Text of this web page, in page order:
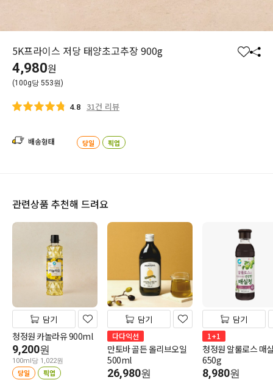
5K프라이스 저당 태양초고추장 900g
찜 공
4,980원
(100g당 553원)
4.8 31건 리뷰
배송형태 당일 픽업
관련상품 추천해 드려요
담기
청정원 카놀라유 900ml
9,200원
100ml당 1,022원
당일 픽업
담기
다다익선
만토바 골든 올리브오일
500ml
26,980원
담기
1+1
청정원 알룰로스 매
650g
8,980원